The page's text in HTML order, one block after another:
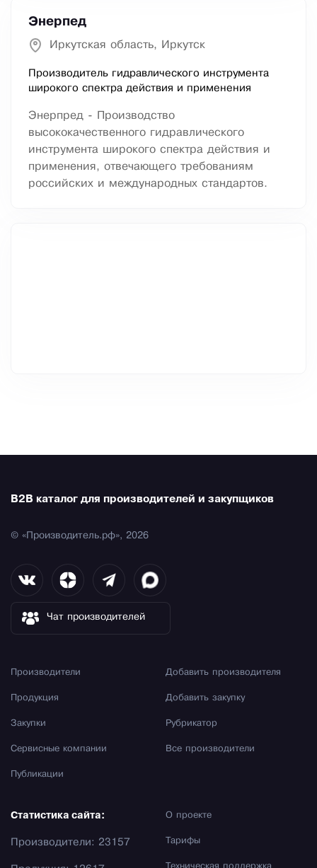
Энерпед
Иркутская область, Иркутск
Производитель гидравлического инструмента
широкого спектра действия и применения
Энерпред - Производство
высококачественного гидравлического
инструмента широкого спектра действия и
применения, отвечающего требованиям
российских и международных стандартов.
B2B каталог для производителей и закупщиков
© «Производитель.рф», 2026
Чат производителей
Производители
Продукция
Закупки
Сервисные компании
Публикации
Добавить производителя
Добавить закупку
Рубрикатор
Все производители
О проекте
Тарифы
Статистика сайта:
Производители: 23157